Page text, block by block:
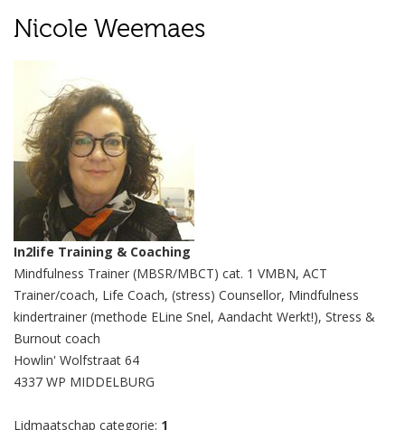
Nicole Weemaes
In2life Training & Coaching
Mindfulness Trainer (MBSR/MBCT) cat. 1 VMBN, ACT
Trainer/coach, Life Coach, (stress) Counsellor, Mindfulness
kindertrainer (methode ELine Snel, Aandacht Werkt!), Stress &
Burnout coach
Howlin' Wolfstraat 64
4337 WP MIDDELBURG
Lidmaatschap categorie: 1